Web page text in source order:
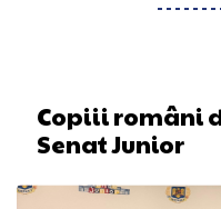
Copiii români
Senat Junior